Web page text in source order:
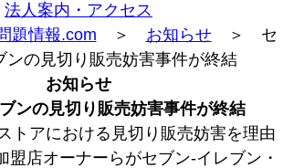
法人案内・アクセス
題情報.com ＞ お知らせ＞ セ
ンの見切り販売妨害事件が終結
お知らせ
ンの見切り販売妨害事件が終結
トアにおける見切り販売妨害を理由
盟店オーナーらがセブン-イレブン・